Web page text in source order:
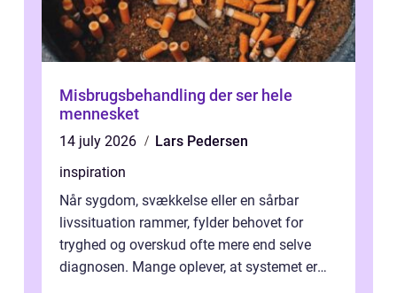
Misbrugsbehandling der ser hele
mennesket
14 july 2026
Lars Pedersen
inspiration
Når sygdom, svækkelse eller en sårbar
livssituation rammer, fylder behovet for
tryghed og overskud ofte mere end selve
diagnosen. Mange oplever, at systemet er